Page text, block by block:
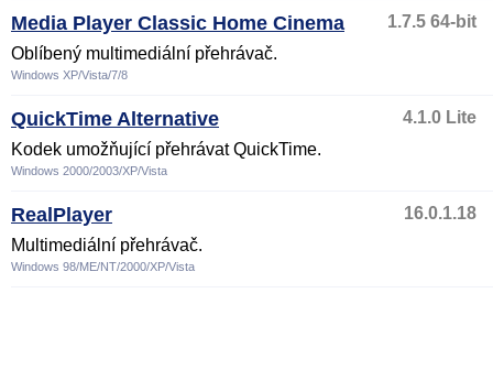
Media Player Classic Home Cinema
1.7.5 64-bit
Oblíbený multimediální přehrávač.
Windows XP/Vista/7/8
QuickTime Alternative
4.1.0 Lite
Kodek umožňující přehrávat QuickTime.
Windows 2000/2003/XP/Vista
RealPlayer
16.0.1.18
Multimediální přehrávač.
Windows 98/ME/NT/2000/XP/Vista